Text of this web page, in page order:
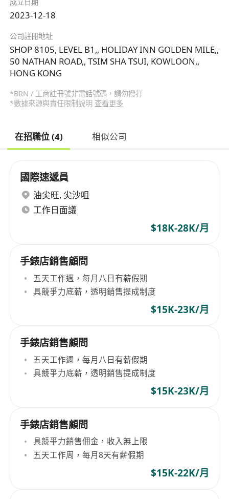
2023-12-18
公司註冊地址
SHOP 8105, LEVEL B1,, HOLIDAY INN GOLDEN MILE,,
50 NATHAN ROAD,, TSIM SHA TSUI, KOWLOON,,
HONG KONG
*BRN / 工商註冊號非電話號碼，請勿撥打
*數據來源與責任限制說明 查看更多
在招職位 (4) 相似公司
國際速遞員
油尖旺, 尖沙咀
工作日面議
$18K-28K/月
手錶店銷售顧問
五天工作週，每月八日有薪假期
具競爭力底薪，透明銷售提成制度
$15K-23K/月
手錶店銷售顧問
五天工作週，每月八日有薪假期
具競爭力底薪，透明銷售提成制度
$15K-23K/月
手錶店銷售顧問
具競爭力銷售佣金，收入無上限
五天工作周，每月8天有薪假期
$15K-22K/月